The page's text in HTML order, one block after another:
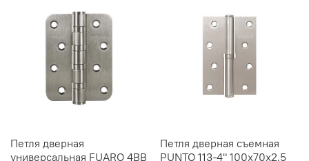
Петля дверная
универсальная FUARO 4BB
Петля дверная съемная
PUNTO 113-4" 100х70х2,5